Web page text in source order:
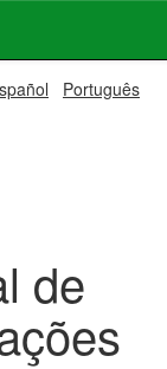
Português
de